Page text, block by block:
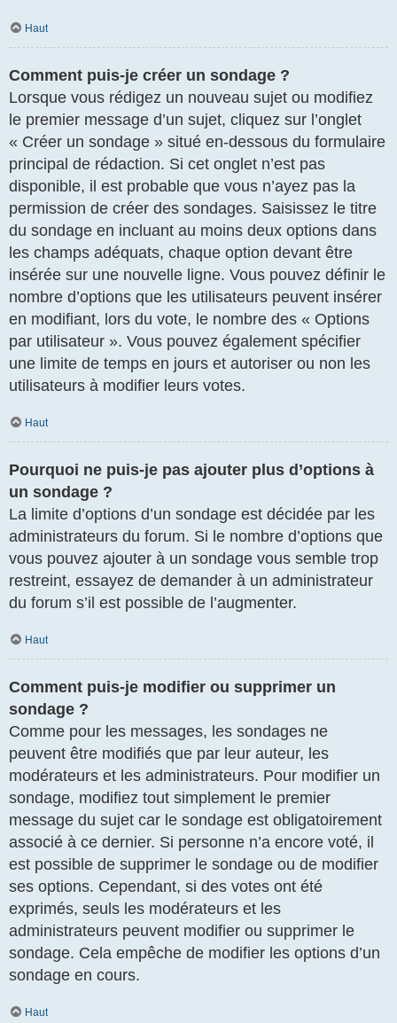
Haut
Comment puis-je créer un sondage ?
Lorsque vous rédigez un nouveau sujet ou modifiez
le premier message d’un sujet, cliquez sur l’onglet
« Créer un sondage » situé en-dessous du formulaire
principal de rédaction. Si cet onglet n’est pas
disponible, il est probable que vous n’ayez pas la
permission de créer des sondages. Saisissez le titre
du sondage en incluant au moins deux options dans
les champs adéquats, chaque option devant être
insérée sur une nouvelle ligne. Vous pouvez définir le
nombre d’options que les utilisateurs peuvent insérer
en modifiant, lors du vote, le nombre des « Options
par utilisateur ». Vous pouvez également spécifier
une limite de temps en jours et autoriser ou non les
utilisateurs à modifier leurs votes.
Haut
Pourquoi ne puis-je pas ajouter plus d’options à
un sondage ?
La limite d’options d’un sondage est décidée par les
administrateurs du forum. Si le nombre d’options que
vous pouvez ajouter à un sondage vous semble trop
restreint, essayez de demander à un administrateur
du forum s’il est possible de l’augmenter.
Haut
Comment puis-je modifier ou supprimer un
sondage ?
Comme pour les messages, les sondages ne
peuvent être modifiés que par leur auteur, les
modérateurs et les administrateurs. Pour modifier un
sondage, modifiez tout simplement le premier
message du sujet car le sondage est obligatoirement
associé à ce dernier. Si personne n’a encore voté, il
est possible de supprimer le sondage ou de modifier
ses options. Cependant, si des votes ont été
exprimés, seuls les modérateurs et les
administrateurs peuvent modifier ou supprimer le
sondage. Cela empêche de modifier les options d’un
sondage en cours.
Haut